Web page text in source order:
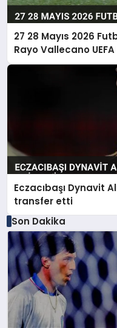
27 28 Mayıs 2026
Rayo Vallecano
Eczacıbaşı Dynavit
transfer etti
Son Dakika